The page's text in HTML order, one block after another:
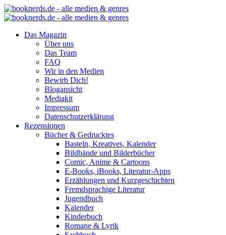
Das Magazin
Über uns
Das Team
FAQ
Wir in den Medien
Bewirb Dich!
Blogansicht
Mediakit
Impressum
Datenschutzerklärung
Rezensionen
Bücher & Gedrucktes
Basteln, Kreatives, Kalender
Bildbände und Bilderbücher
Comic, Anime & Cartoons
E-Books, iBooks, Literatur-Apps
Erzählungen und Kurzgeschichten
Fremdsprachige Literatur
Jugendbuch
Kalender
Kinderbuch
Romane & Lyrik